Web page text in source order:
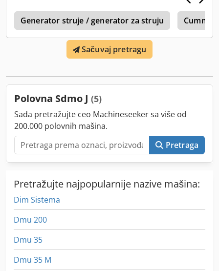
Generator struje / generator za struju
Sačuvaj pretragu
Polovna Sdmo J (5)
Sada pretražujte ceo Machineseeker sa više od
200.000 polovnih mašina.
Pretraga
Pretražujte najpopularnije nazive mašina:
Dim Sistema
Dmu 200
Dmu 35
Dmu 35 M